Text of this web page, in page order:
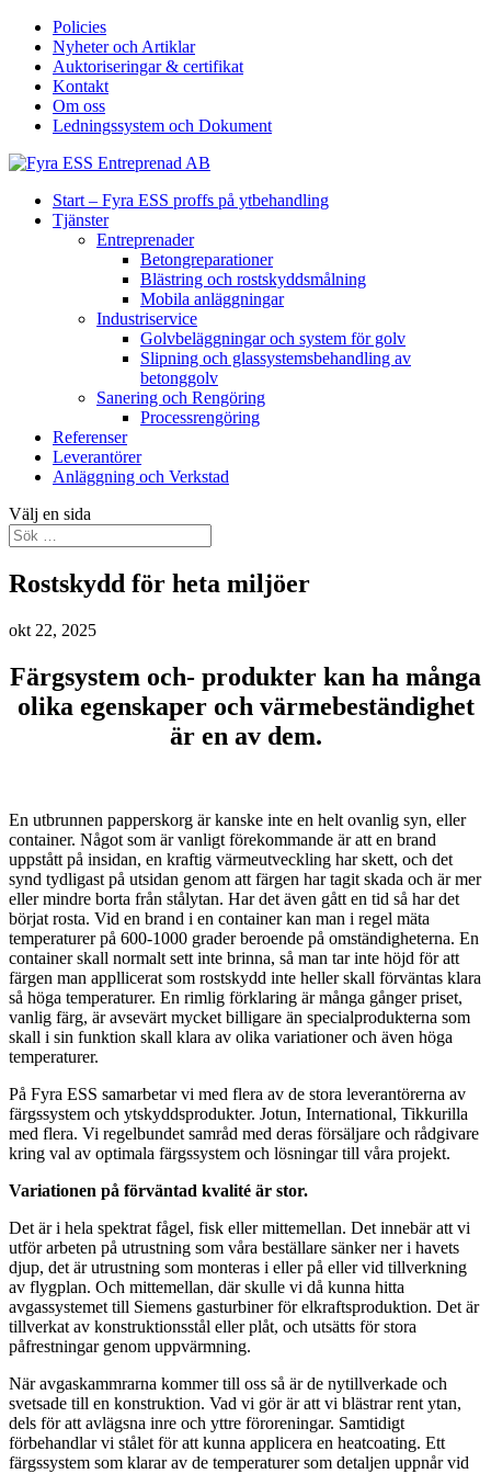
Policies
Nyheter och Artiklar
Auktoriseringar & certifikat
Kontakt
Om oss
Ledningssystem och Dokument
Start – Fyra ESS proffs på ytbehandling
Tjänster
Entreprenader
Betongreparationer
Blästring och rostskyddsmålning
Mobila anläggningar
Industriservice
Golvbeläggningar och system för golv
Slipning och glassystemsbehandling av
betonggolv
Sanering och Rengöring
Processrengöring
Referenser
Leverantörer
Anläggning och Verkstad
Välj en sida
Rostskydd för heta miljöer
okt 22, 2025
Färgsystem och- produkter kan ha många
olika egenskaper och värmebeständighet
är en av dem.
En utbrunnen papperskorg är kanske inte en helt ovanlig syn, eller
container. Något som är vanligt förekommande är att en brand
uppstått på insidan, en kraftig värmeutveckling har skett, och det
synd tydligast på utsidan genom att färgen har tagit skada och är mer
eller mindre borta från stålytan. Har det även gått en tid så har det
börjat rosta. Vid en brand i en container kan man i regel mäta
temperaturer på 600-1000 grader beroende på omständigheterna. En
container skall normalt sett inte brinna, så man tar inte höjd för att
färgen man appllicerat som rostskydd inte heller skall förväntas klara
så höga temperaturer. En rimlig förklaring är många gånger priset,
vanlig färg, är avsevärt mycket billigare än specialprodukterna som
skall i sin funktion skall klara av olika variationer och även höga
temperaturer.
På Fyra ESS samarbetar vi med flera av de stora leverantörerna av
färgssystem och ytskyddsprodukter. Jotun, International, Tikkurilla
med flera. Vi regelbundet samråd med deras försäljare och rådgivare
kring val av optimala färgssystem och lösningar till våra projekt.
Variationen på förväntad kvalité är stor.
Det är i hela spektrat fågel, fisk eller mittemellan. Det innebär att vi
utför arbeten på utrustning som våra beställare sänker ner i havets
djup, det är utrustning som monteras i eller på eller vid tillverkning
av flygplan. Och mittemellan, där skulle vi då kunna hitta
avgassystemet till Siemens gasturbiner för elkraftsproduktion. Det är
tillverkat av konstruktionsstål eller plåt, och utsätts för stora
påfrestningar genom uppvärmning.
När avgaskammrarna kommer till oss så är de nytillverkade och
svetsade till en konstruktion. Vad vi gör är att vi blästrar rent ytan,
dels för att avlägsna inre och yttre föroreningar. Samtidigt
förbehandlar vi stålet för att kunna applicera en heatcoating. Ett
färgssystem som klarar av de temperaturer som detaljen uppnår vid